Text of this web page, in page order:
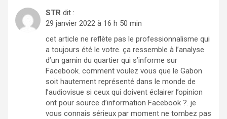
STR dit :
29 janvier 2022 à 16 h 50 min
cet article ne reflète pas le professionnalisme qui
a toujours été le votre. ça ressemble à l’analyse
d’un gamin du quartier qui s’informe sur
Facebook. comment voulez vous que le Gabon
soit hautement représenté dans le monde de
l’audiovisue si ceux qui doivent éclairer l’opinion
ont pour source d’information Facebook ?. je
vous connais sérieux par moment ne tombez pas